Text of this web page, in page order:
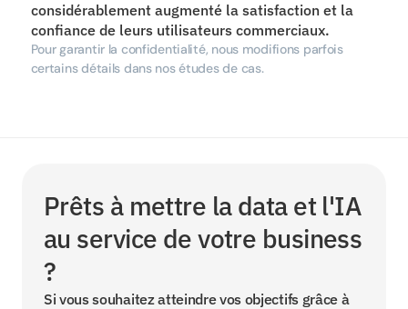
considérablement augmenté la satisfaction et la
confiance de leurs utilisateurs commerciaux.
Pour garantir la confidentialité, nous modifions parfois
certains détails dans nos études de cas.
Prêts à mettre la data et l'IA
au service de votre business
?
Si vous souhaitez atteindre vos objectifs grâce à